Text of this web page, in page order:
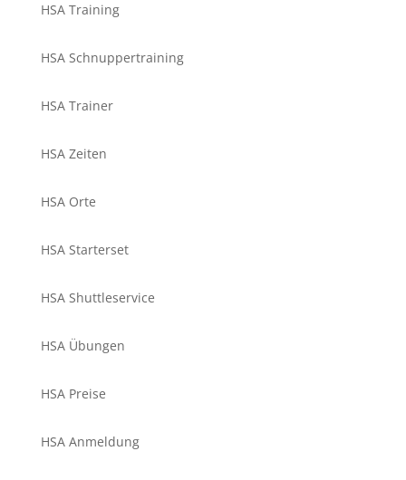
HSA Training
HSA Schnuppertraining
HSA Trainer
HSA Zeiten
HSA Orte
HSA Starterset
HSA Shuttleservice
HSA Übungen
HSA Preise
HSA Anmeldung